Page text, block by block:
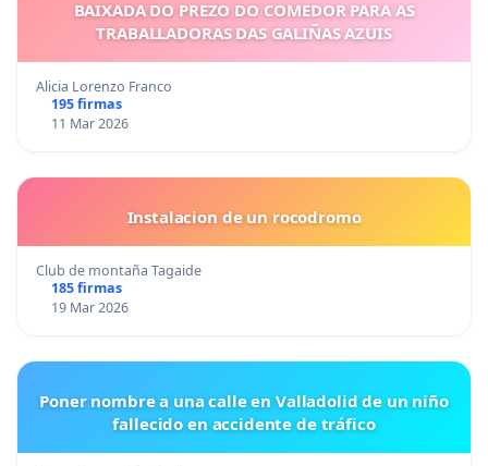
BAIXADA DO PREZO DO COMEDOR PARA AS
TRABALLADORAS DAS GALIÑAS AZUIS
Alicia Lorenzo Franco
195 firmas
11 Mar 2026
Instalacion de un rocodromo
Club de montaña Tagaide
185 firmas
19 Mar 2026
Poner nombre a una calle en Valladolid de un niño
fallecido en accidente de tráfico